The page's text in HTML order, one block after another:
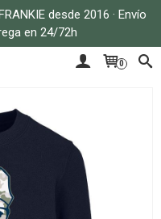
desde 2016 · Envío
en 24/72h
0